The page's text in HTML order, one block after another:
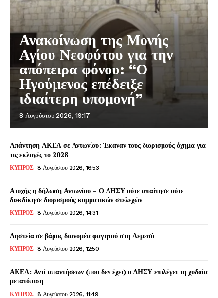
Ανακοίνωση της Μονής
Αγίου Νεοφύτου για την
απόπειρα φόνου: “Ο
Ηγούμενος επέδειξε
ιδιαίτερη υπομονή”
8 Αυγούστου 2026, 19:17
Απάντηση ΑΚΕΛ σε Αντωνίου: Έκαναν τους διορισμούς όχημα για
τις εκλογές το 2028
ΚΥΠΡΟΣ 8 Αυγούστου 2026, 16:53
Ατυχής η δήλωση Αντωνίου – Ο ΔΗΣΥ ούτε απαίτησε ούτε
διεκδίκησε διορισμούς κομματικών στελεχών
ΚΥΠΡΟΣ 8 Αυγούστου 2026, 14:31
Ληστεία σε βάρος διανομέα φαγητού στη Λεμεσό
ΚΥΠΡΟΣ 8 Αυγούστου 2026, 12:50
ΑΚΕΛ: Αντί απαντήσεων (που δεν έχει) ο ΔΗΣΥ επιλέγει τη χυδαία
μετατόπιση
ΚΥΠΡΟΣ 8 Αυγούστου 2026, 11:49